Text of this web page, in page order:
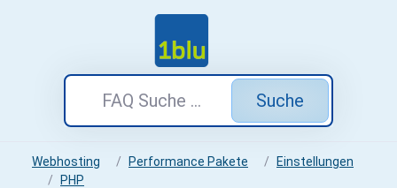
Suche
Webhosting Performance Pakete
Einstellungen
PHP